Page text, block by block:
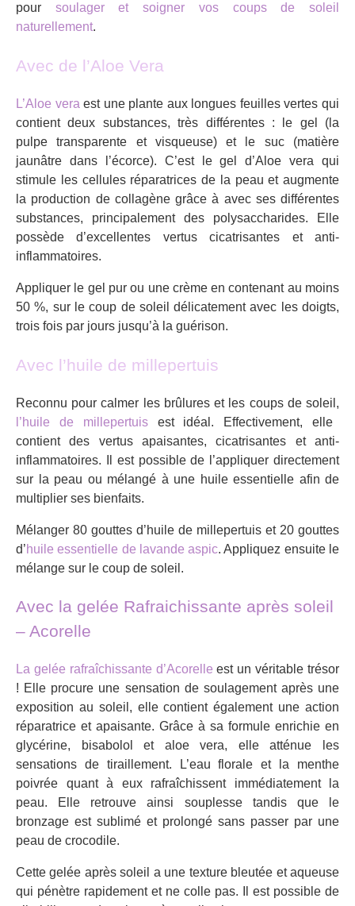
pour soulager et soigner vos coups de soleil
naturellement.
Avec de l’Aloe Vera
L’Aloe vera est une plante aux longues feuilles vertes qui
contient deux substances, très différentes : le gel (la
pulpe transparente et visqueuse) et le suc (matière
jaunâtre dans l’écorce). C’est le gel d’Aloe vera qui
stimule les cellules réparatrices de la peau et augmente
la production de collagène grâce à avec ses différentes
substances, principalement des polysaccharides. Elle
possède d’excellentes vertus cicatrisantes et anti-
inflammatoires.
Appliquer le gel pur ou une crème en contenant au moins
50 %, sur le coup de soleil délicatement avec les doigts,
trois fois par jours jusqu’à la guérison.
Avec l’huile de millepertuis
Reconnu pour calmer les brûlures et les coups de soleil,
l’huile de millepertuisest idéal. Effectivement, elle
contient des vertus apaisantes, cicatrisantes et anti-
inflammatoires. Il est possible de l’appliquer directement
sur la peau ou mélangé à une huile essentielle afin de
multiplier ses bienfaits.
Mélanger 80 gouttes d’huile de millepertuis et 20 gouttes
d’huile essentielle de lavande aspic. Appliquez ensuite le
mélange sur le coup de soleil.
Avec la gelée Rafraichissante après soleil
– Acorelle
La gelée rafraîchissante d’Acorelle est un véritable trésor
! Elle procure une sensation de soulagement après une
exposition au soleil, elle contient également une action
réparatrice et apaisante. Grâce à sa formule enrichie en
glycérine, bisabolol et aloe vera, elle atténue les
sensations de tiraillement. L’eau florale et la menthe
poivrée quant à eux rafraîchissent immédiatement la
peau. Elle retrouve ainsi souplesse tandis que le
bronzage est sublimé et prolongé sans passer par une
peau de crocodile.
Cette gelée après soleil a une texture bleutée et aqueuse
qui pénètre rapidement et ne colle pas. Il est possible de